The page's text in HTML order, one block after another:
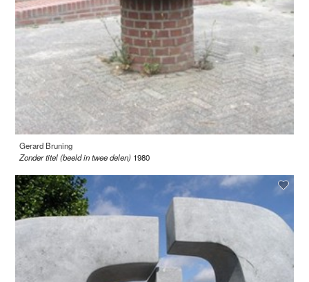
Gerard Bruning
Zonder titel (beeld in twee delen) 1980